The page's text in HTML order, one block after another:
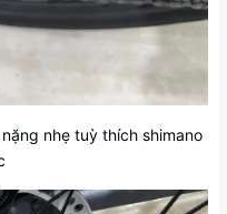
nhẹ tuỳ thích shimano